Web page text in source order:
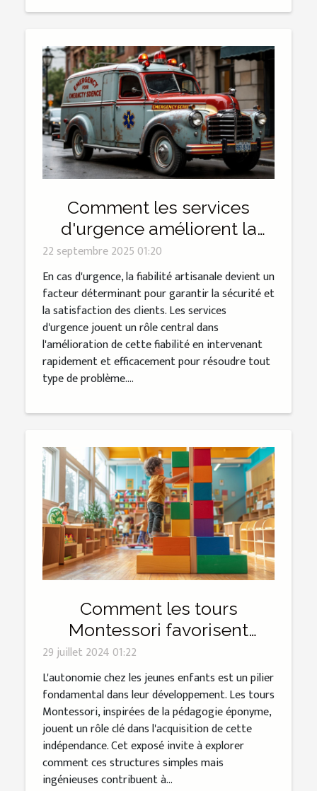
Comment les services
d'urgence améliorent la
fiabilité artisanale
22 septembre 2025 01:20
En cas d'urgence, la fiabilité artisanale devient un
facteur déterminant pour garantir la sécurité et
la satisfaction des clients. Les services
d'urgence jouent un rôle central dans
l'amélioration de cette fiabilité en intervenant
rapidement et efficacement pour résoudre tout
type de problème....
Comment les tours
Montessori favorisent
l'autonomie des jeunes
enfants
29 juillet 2024 01:22
L'autonomie chez les jeunes enfants est un pilier
fondamental dans leur développement. Les tours
Montessori, inspirées de la pédagogie éponyme,
jouent un rôle clé dans l'acquisition de cette
indépendance. Cet exposé invite à explorer
comment ces structures simples mais
ingénieuses contribuent à...